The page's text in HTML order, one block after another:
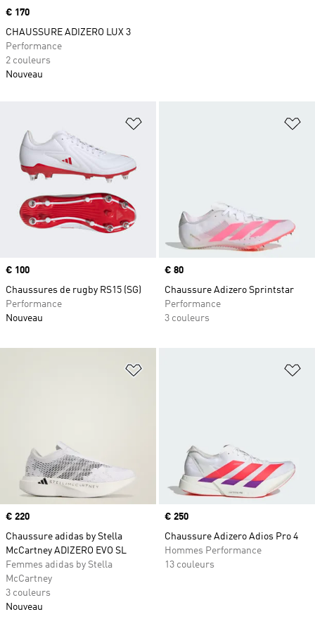
Ajouter à la Liste de produits
Prix
€ 100
Chaussures de rugby RS15 (SG)
Performance
Nouveau
Prix
€ 80
Chaussure Adizero Sprintstar
Performance
3 couleurs
Ajouter à la Liste de produits
Prix
€ 220
Chaussure adidas by Stella
McCartney ADIZERO EVO SL
Femmes adidas by Stella
McCartney
3 couleurs
Nouveau
Prix
€ 250
Chaussure Adizero Adios Pro 4
Hommes Performance
13 couleurs
Prix
€ 170
CHAUSSURE ADIZERO LUX 3
Performance
2 couleurs
Nouveau